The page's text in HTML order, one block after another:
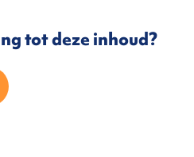
tot deze inhoud?